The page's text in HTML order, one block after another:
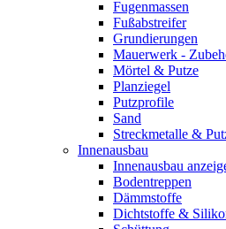
Fugenmassen
Fußabstreifer
Grundierungen
Mauerwerk -
Mörtel & Putze
Planziegel
Putzprofile
Sand
Streckmetalle &
Innenausbau
Innenausbau
Bodentreppen
Dämmstoffe
Dichtstoffe &